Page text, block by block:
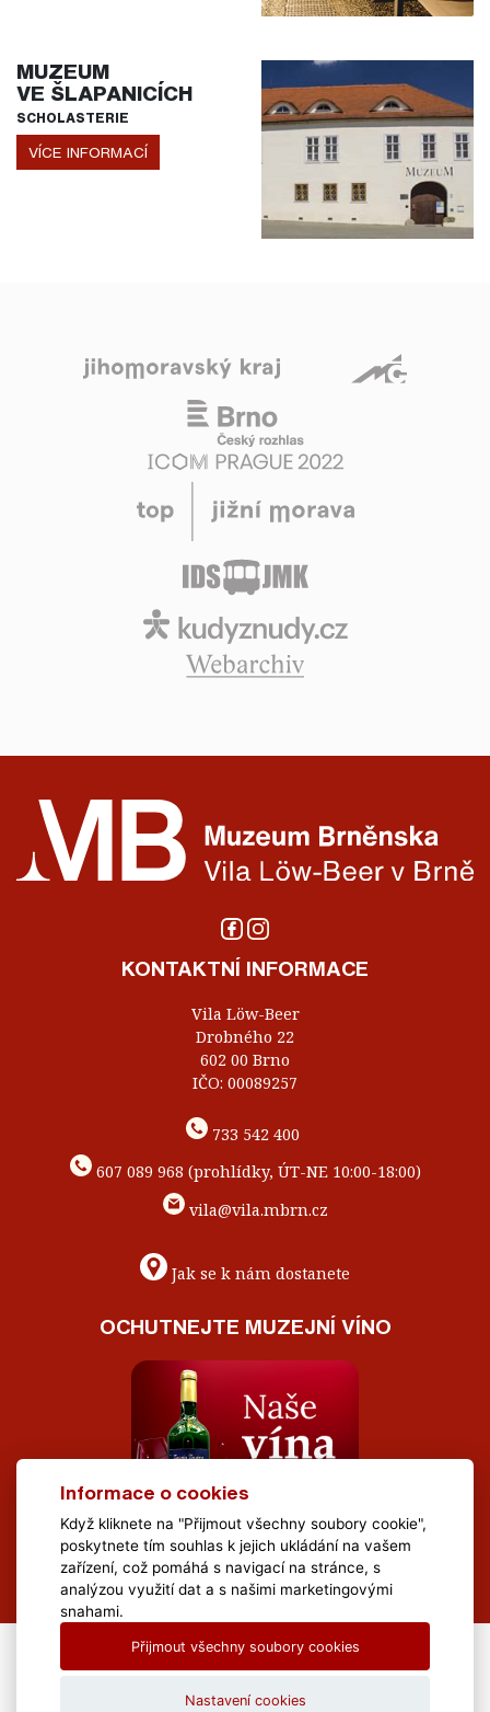
MUZEUM
VE ŠLAPANICÍCH
SCHOLASTERIE
VÍCE INFORMACÍ
KONTAKTNÍ INFORMACE
Vila Löw-Beer
Drobného 22
602 00 Brno
IČO: 00089257
733 542 400
607 089 968 (prohlídky, ÚT-NE 10:00-18:00)
vila@vila.mbrn.cz
Jak se k nám dostanete
OCHUTNEJTE MUZEJNÍ VÍNO
All Rights Reserved Muzeum Brněnska © 2020, Webdesign by
Informace o cookies
Když kliknete na "Přijmout všechny soubory cookie",
poskytnete tím souhlas k jejich ukládání na vašem
zařízení, což pomáhá s navigací na stránce, s
analýzou využití dat a s našimi marketingovými
snahami.
Přijmout všechny soubory cookies
Nastavení cookies